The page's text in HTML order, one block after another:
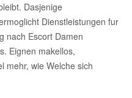
Dasjenige
Dienstleistungen fur
nach Escort Damen
Eignen makellos,
mehr, wie Welche sich